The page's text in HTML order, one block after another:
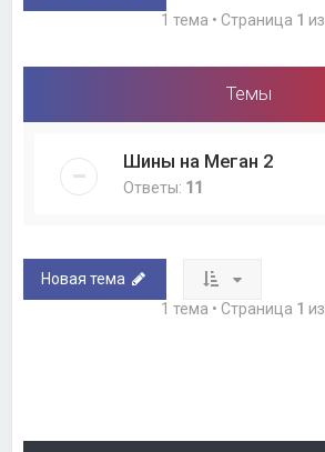
1 тема • Страница 1 из
Темы
Шины на Меган 2
Ответы: 11
Новая тема
1 тема • Страница 1 из